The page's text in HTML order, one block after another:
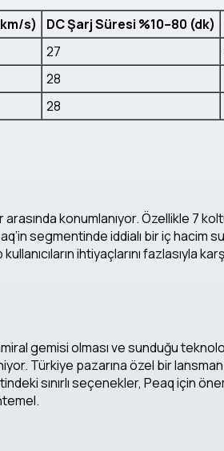
s) DC Şarj Süresi %10–80 (dk)
27
28
28
konumlanıyor. Özellikle 7
segmentinde iddialı bir iç
ihtiyaçlarını fazlasıyla
gemisi olması ve sunduğu
Türkiye pazarına özel bir
sınırlı seçenekler, Peaq için